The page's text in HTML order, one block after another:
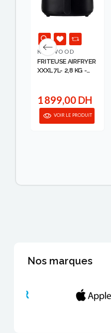
KENWOOD
FRITEUSE AIRFRYER
XXXL 7L- 2,8 KG -
1 899,00 DH
VOIR LE PRODUIT
Nos marques